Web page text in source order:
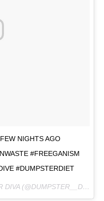
NIGHTS AGO
#FREEGANISM
#DUMPSTERDIET
A POST SHARED BY DUMPSTER DIVA (@DUMPSTER__DIVA) ON